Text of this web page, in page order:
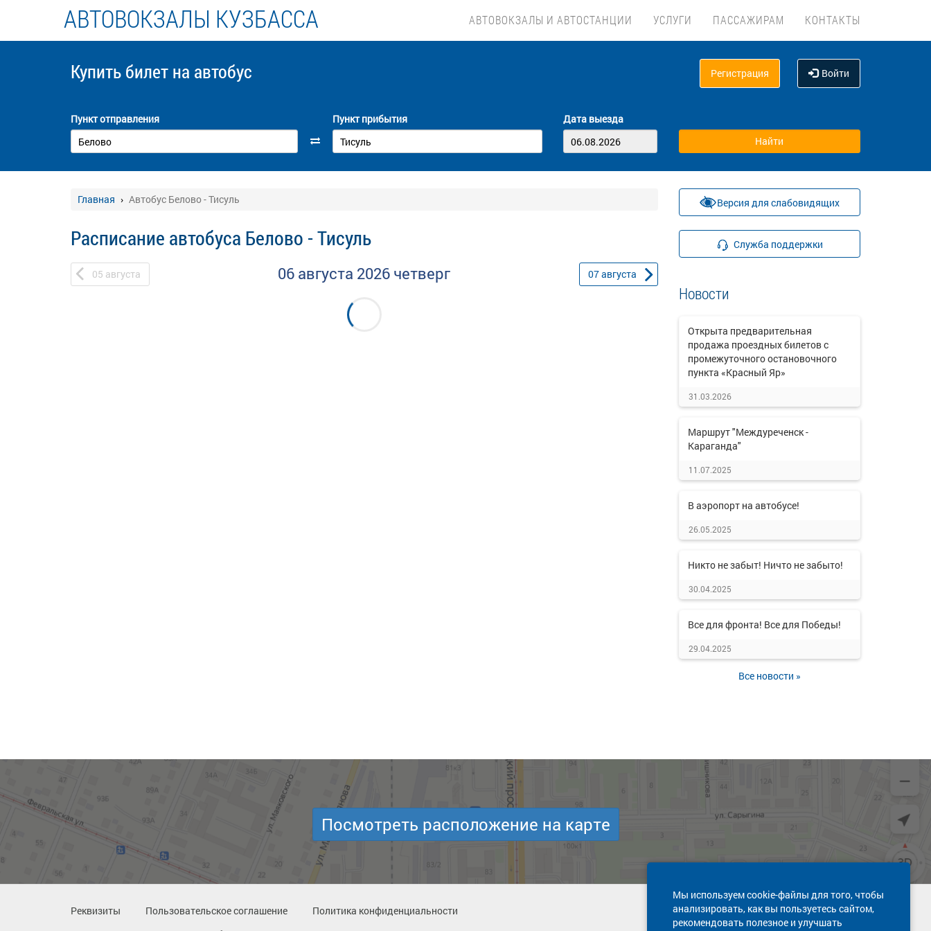
АВТОВОКЗАЛЫ КУЗБАССА АВТОВОКЗАЛЫ И АВТОСТАНЦИИ УСЛУГИ ПАССАЖИРАМ КОНТАКТЫ
Купить билет на автобус Регистрация Войти
Пункт отправления Пункт прибытия Дата выезда
Главная Автобус Белово - Тисуль
Расписание автобуса Белово - Тисуль
05 августа 06 августа 2026 четверг 07августа
Версия для слабовидящих
Служба поддержки
Новости
Открыта предварительная
продажа проездных билетов с
промежуточного остановочного
пункта «Красный Яр»
31.03.2026
Маршрут "Междуреченск -
Караганда"
11.07.2025
В аэропорт на автобусе!
26.05.2025
Никто не забыт! Ничто не забыто!
30.04.2025
Все для фронта! Все для Победы!
29.04.2025
Все новости »
Мы используем cookie-файлы для того, чтобы
анализировать, как вы пользуетесь сайтом,
рекомендовать полезное и улучшать
Посмотреть расположение на карте
Реквизиты Пользовательское соглашение
Политика конфиденциальности
Техническая поддержка сайта